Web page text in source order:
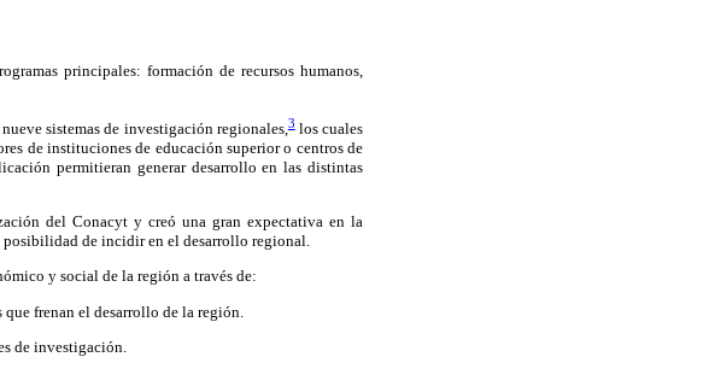
principales: formación de recursos humanos,
sistemas de investigación regionales,3los cuales
de instituciones de educación superior o centros de
permitieran generar desarrollo en las distintas
del Conacyt y creó una gran expectativa en la
de incidir en el desarrollo regional.
y social de la región a través de:
frenan el desarrollo de la región.
de investigación.